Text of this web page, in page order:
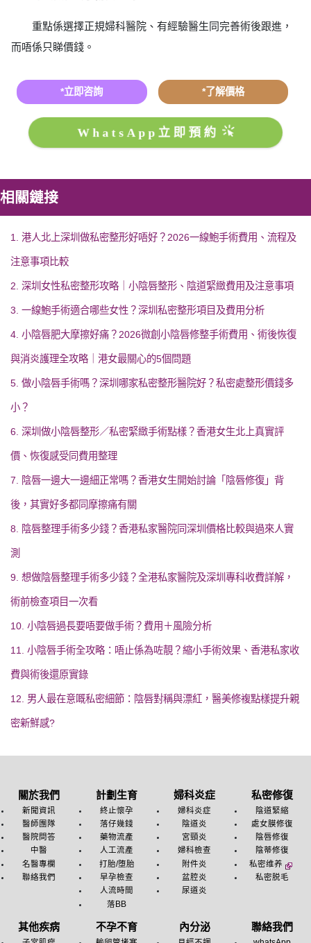
重點係選擇正規婦科醫院、有經驗醫生同完善術後跟進，
而唔係只睇價錢。
*立即咨詢 *了解價格
WhatsApp立即預約
相關鏈接
1. 港人北上深圳做私密整形好唔好？2026一線鮑手術費用、流程及
注意事項比較
2. 深圳女性私密整形攻略｜小陰唇整形、陰道緊緻費用及注意事項
3. 一線鮑手術適合哪些女性？深圳私密整形項目及費用分析
4. 小陰唇肥大摩擦好痛？2026微創小陰唇修整手術費用、術後恢復
與消炎護理全攻略｜港女最關心的5個問題
5. 做小陰唇手術嗎？深圳哪家私密整形醫院好？私密處整形價錢多
小？
6. 深圳做小陰唇整形／私密緊緻手術點樣？香港女生北上真實評
價、恢復感受同費用整理
7. 陰唇一邊大一邊細正常嗎？香港女生開始討論「陰唇修復」背
後，其實好多都同摩擦痛有關
8. 陰唇整理手術多少錢？香港私家醫院同深圳價格比較與過來人實
測
9. 想做陰唇整理手術多少錢？全港私家醫院及深圳專科收費詳解，
術前檢查項目一次看
10. 小陰唇過長要唔要做手術？費用＋風險分析
11. 小陰唇手術全攻略：唔止係為咗靚？縮小手術效果、香港私家收
費與術後還原實錄
12. 男人最在意嘅私密細節：陰唇對稱與漂紅，醫美修複點樣提升親
密新鮮感?
關於我們
新聞資訊
醫師團隊
醫院問答
中醫
名醫專欄
聯絡我們
計劃生育
終止懷孕
落仔幾錢
藥物流產
人工流產
打胎/堕胎
早孕檢查
人流時間
落BB
婦科炎症
婦科炎症
陰道炎
宮頸炎
婦科檢查
附件炎
盆腔炎
尿道炎
私密修復
陰道緊縮
處女膜修復
陰唇修復
陰蒂修復
私密维养
私密脱毛
其他疾病 不孕不育 內分泌 聯絡我們